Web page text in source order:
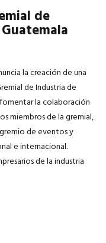
de
la creación de una
de Industria de
la colaboración
miembros de la gremial,
de eventos y
e internacional.
de la industria